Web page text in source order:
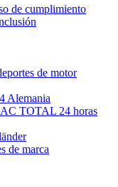
de cumplimiento
de motor
Alemania
TOTAL 24 horas
de marca